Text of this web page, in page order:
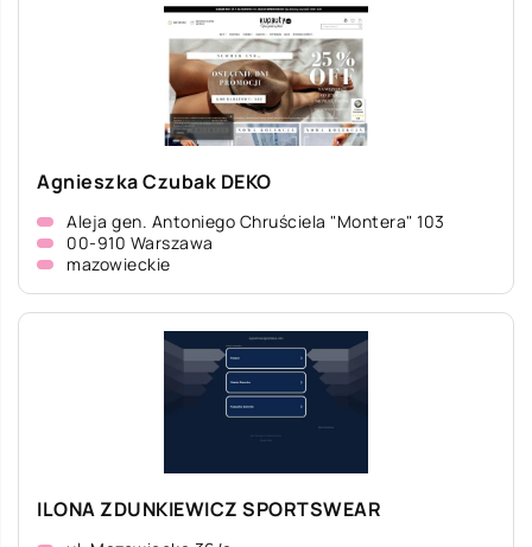
Agnieszka Czubak DEKO
Aleja gen. Antoniego Chruściela "Montera" 103
00-910 Warszawa
mazowieckie
ILONA ZDUNKIEWICZ SPORTSWEAR